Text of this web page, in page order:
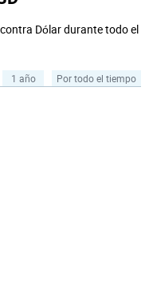
Dólar durante todo el
1 año Por todo el tiempo